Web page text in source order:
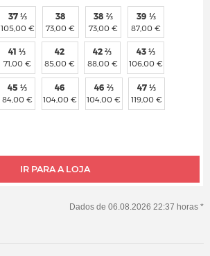
IR PARA A LOJA
37 ⅓
105,00 €
38
73,00 €
38 ⅔
73,00 €
39 ⅓
87,00 €
41 ⅓
71,00 €
42
85,00 €
42 ⅔
88,00 €
43 ⅓
106,00 €
45 ⅓
84,00 €
46
104,00 €
46 ⅔
104,00 €
47 ⅓
119,00 €
Dados de 06.08.2026 22:37 horas *